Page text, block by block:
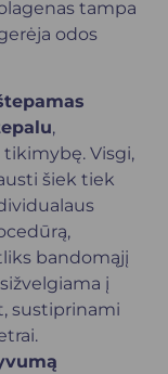
tampa
odos
,
Visgi,
šiek tiek
bandomąjį
į
sustiprinami